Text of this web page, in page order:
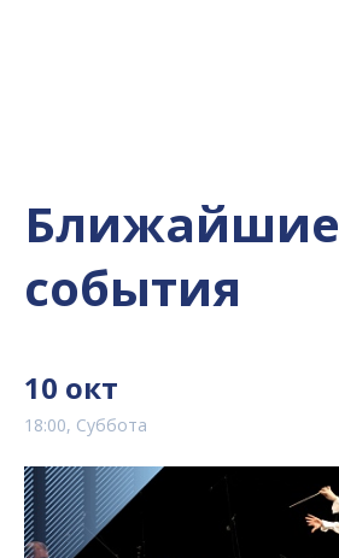
Ближайшие
события
10 окт
18:00, Суббота